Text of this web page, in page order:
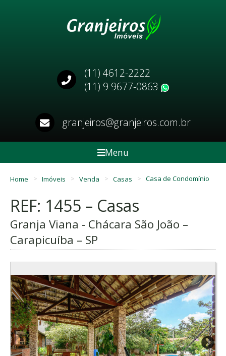
(11) 4612-2222
(11) 9 9677-0863
granjeiros@granjeiros.com.br
Menu
Home Imóveis Venda Casas Casa de Condomínio
REF: 1455 – Casas
Granja Viana - Chácara São João –
Carapicuíba – SP